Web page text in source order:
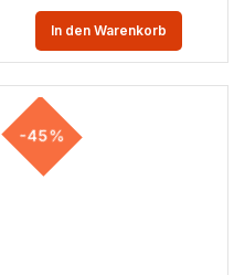
In den Warenkorb
-45%